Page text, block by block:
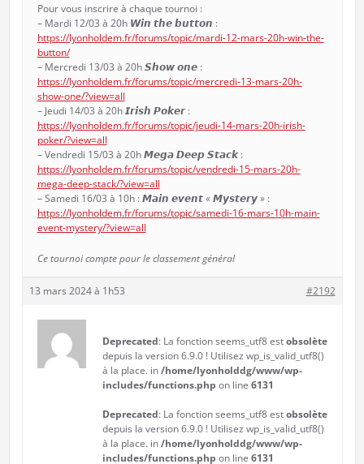
Pour vous inscrire à chaque tournoi :
– Mardi 12/03 à 20h 𝙒𝙞𝙣 𝙩𝙝𝙚 𝙗𝙪𝙩𝙩𝙤𝙣 :
https://lyonholdem.fr/forums/topic/mardi-12-mars-20h-win-the-
button/
– Mercredi 13/03 à 20h 𝙎𝙝𝙤𝙬 𝙤𝙣𝙚 :
https://lyonholdem.fr/forums/topic/mercredi-13-mars-20h-
show-one/?view=all
– Jeudi 14/03 à 20h 𝙄𝙧𝙞𝙨𝙝 𝙋𝙤𝙠𝙚𝙧 :
https://lyonholdem.fr/forums/topic/jeudi-14-mars-20h-irish-
poker/?view=all
– Vendredi 15/03 à 20h 𝙈𝙚𝙜𝙖 𝘿𝙚𝙚𝙥 𝙎𝙩𝙖𝙘𝙠 :
https://lyonholdem.fr/forums/topic/vendredi-15-mars-20h-
mega-deep-stack/?view=all
– Samedi 16/03 à 10h : 𝙈𝙖𝙞𝙣 𝙚𝙫𝙚𝙣𝙩 « 𝙈𝙮𝙨𝙩𝙚𝙧𝙮 » :
https://lyonholdem.fr/forums/topic/samedi-16-mars-10h-main-
event-mystery/?view=all
Ce tournoi compte pour le classement général
13 mars 2024 à 1h53 #2192
Deprecated: La fonction seems_utf8 estobsolète
depuis la version 6.9.0 ! Utilisez wp_is_valid_utf8()
à la place. in/home/lyonholddg/www/wp-
includes/functions.php on line 6131
Deprecated: La fonction seems_utf8 estobsolète
depuis la version 6.9.0 ! Utilisez wp_is_valid_utf8()
à la place. in/home/lyonholddg/www/wp-
includes/functions.php on line 6131